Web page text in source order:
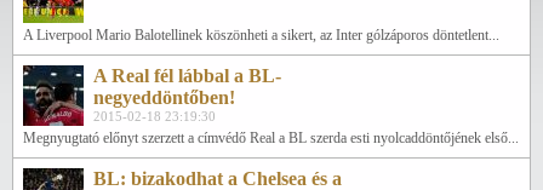
A Liverpool Mario Balotellinek köszönheti a sikert, az Inter gólzáporos döntetlent...
A Real fél lábbal a BL-
negyeddöntőben!
2015-02-18 23:19:30
Megnyugtató előnyt szerzett a címvédő Real a BL szerda esti nyolcaddöntőjének első...
BL: bizakodhat a Chelsea és a